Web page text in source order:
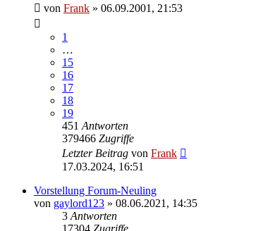
von Frank » 06.09.2001, 21:53
1
…
15
16
17
18
19
451 Antworten
379466 Zugriffe
Letzter Beitrag von Frank
17.03.2024, 16:51
Vorstellung Forum-Neuling
von gaylord123 » 08.06.2021, 14:35
3 Antworten
17304 Zugriffe